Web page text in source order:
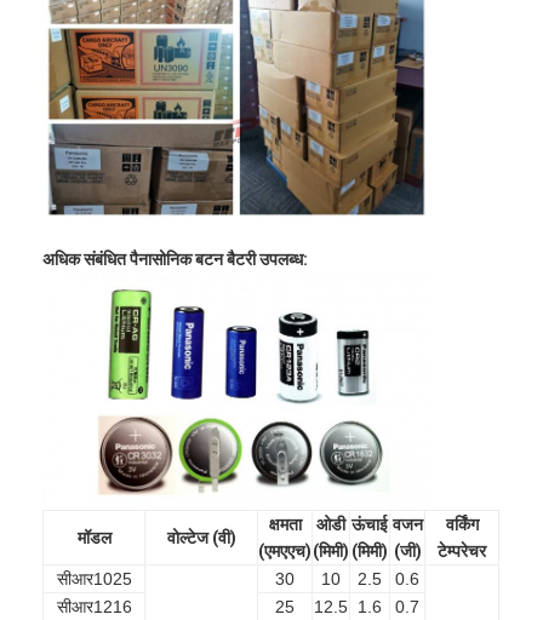
अधिक संबंधित पैनासोनिक बटन बैटरी उपलब्ध:
मॉडल वोल्टेज (वी)
क्षमता
(एमएएच)
ओडी
(मिमी)
ऊंचाई
(मिमी)
वजन
(जी)
वर्किंग
टेम्परेचर
सीआर1025
30 10 2.5 0.6
सीआर1216 25 12.5 1.6
0.7